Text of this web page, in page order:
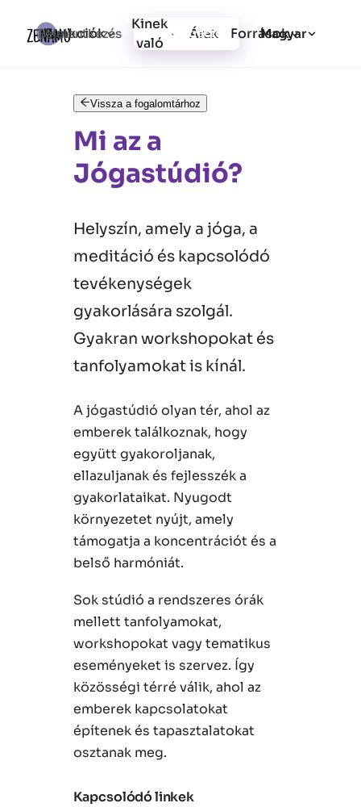
Funkciók
Kinek
való
Árak Források
Bejelentkezés Regisztráció Magyar
Vissza a fogalomtárhoz
Mi az a
Jógastúdió?
Helyszín, amely a jóga, a
meditáció és kapcsolódó
tevékenységek
gyakorlására szolgál.
Gyakran workshopokat és
tanfolyamokat is kínál.
A jógastúdió olyan tér, ahol az
emberek találkoznak, hogy
együtt gyakoroljanak,
ellazuljanak és fejlesszék a
gyakorlataikat. Nyugodt
környezetet nyújt, amely
támogatja a koncentrációt és a
belső harmóniát.
Sok stúdió a rendszeres órák
mellett tanfolyamokat,
workshopokat vagy tematikus
eseményeket is szervez. Így
közösségi térré válik, ahol az
emberek kapcsolatokat
építenek és tapasztalatokat
osztanak meg.
Kapcsolódó linkek